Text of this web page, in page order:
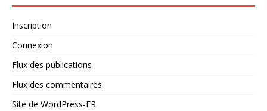
Inscription
Connexion
Flux des publications
Flux des commentaires
Site de WordPress-FR